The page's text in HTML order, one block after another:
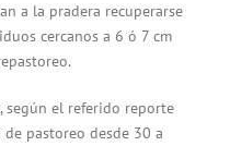
a la pradera recuperarse
cercanos a 6 ó 7 cm
según el referido reporte
pastoreo desde 30 a